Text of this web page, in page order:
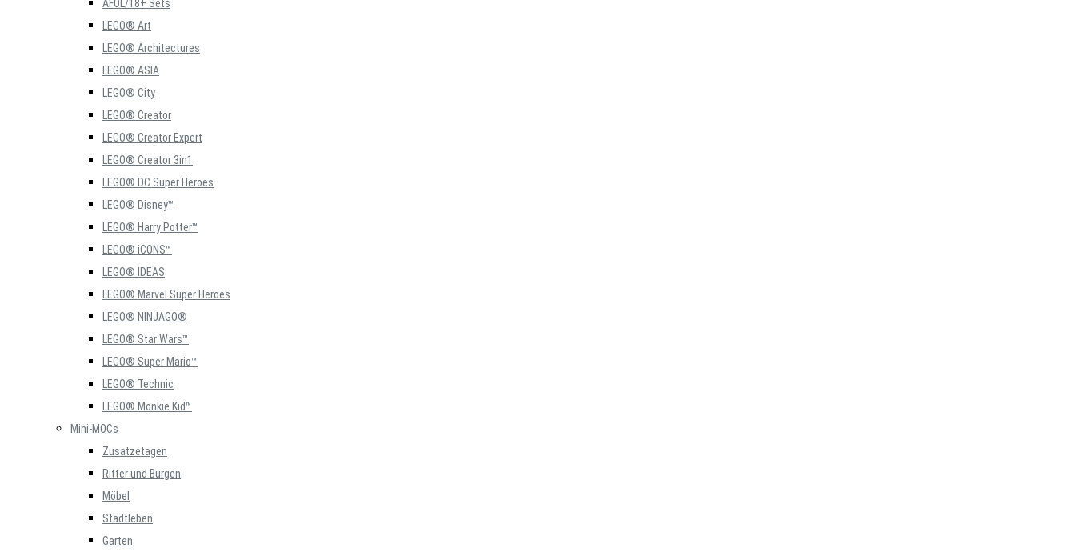
AFOL/18+ Sets
LEGO® Art
LEGO® Architectures
LEGO® ASIA
LEGO® City
LEGO® Creator
LEGO® Creator Expert
LEGO® Creator 3in1
LEGO® DC Super Heroes
LEGO® Disney™
LEGO® Harry Potter™
LEGO® iCONS™
LEGO® IDEAS
LEGO® Marvel Super Heroes
LEGO® NINJAGO®
LEGO® Star Wars™
LEGO® Super Mario™
LEGO® Technic
LEGO® Monkie Kid™
Mini-MOCs
Zusatzetagen
Ritter und Burgen
Möbel
Stadtleben
Garten